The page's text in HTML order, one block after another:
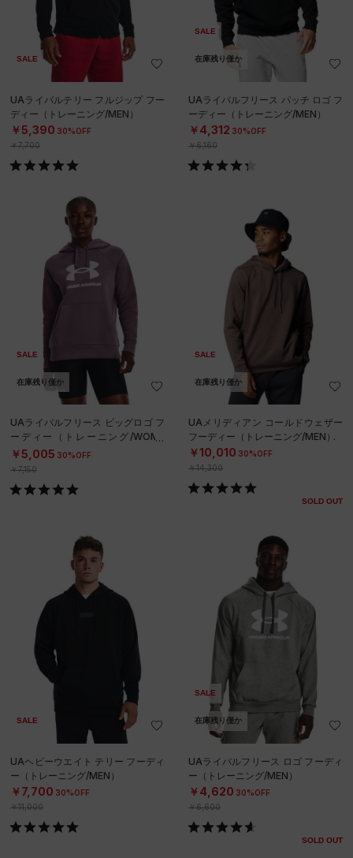
SALE
UAライバルテリー フルジップ フー
ディー（トレーニング/MEN）
￥5,390 30%OFF
￥7,700
SALE
在庫残り僅か
UAライバルフリース パッチ ロゴ フ
ーディー（トレーニング/MEN）
￥4,312 30%OFF
￥6,160
SALE
在庫残り僅か
UAライバルフリース ビッグロゴ フ
ーディー（トレーニング/WOME
N）
￥5,005 30%OFF
￥7,150
SALE
在庫残り僅か
UAメリディアン コールドウェザー
フーディー（トレーニング/MEN）
￥10,010 30%OFF
￥14,300
SOLD OUT
SALE
UAヘビーウエイト テリー フーディ
ー（トレーニング/MEN）
￥7,700 30%OFF
￥11,000
SALE
在庫残り僅か
UAライバルフリース ロゴ フーディ
ー（トレーニング/MEN）
￥4,620 30%OFF
￥6,600
SOLD OUT